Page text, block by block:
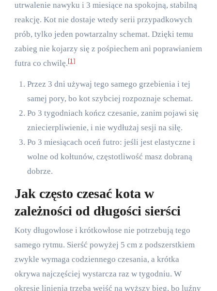
utrwalenie nawyku i 3 miesiące na spokojną, stabilną
reakcję. Kot nie dostaje wtedy serii przypadkowych
prób, tylko jeden powtarzalny schemat. Dzięki temu
zabieg nie kojarzy się z pośpiechem ani poprawianiem
futra co chwilę. [1]
Przez 3 dni używaj tego samego grzebienia i tej
samej pory, bo kot szybciej rozpoznaje schemat.
Po 3 tygodniach kończ czesanie, zanim pojawi się
zniecierpliwienie, i nie wydłużaj sesji na siłę.
Po 3 miesiącach oceń futro: jeśli jest elastyczne i
wolne od kołtunów, częstotliwość masz dobraną
dobrze.
Jak często czesać kota w
zależności od długości sierści
Koty długowłose i krótkowłose nie potrzebują tego
samego rytmu. Sierść powyżej 5 cm z podszerstkiem
zwykle wymaga codziennego czesania, a krótka
okrywa najczęściej wystarcza raz w tygodniu. W
okresie linienia trzeba wejść na wyższy bieg, bo luźny